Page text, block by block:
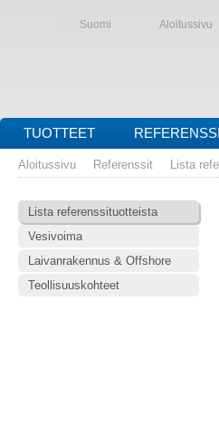
Suomi Aloitussivu
TUOTTEET
Aloitussivu Referenssit Lista
Lista referenssituotteista
Vesivoima
Laivanrakennus & Offshore
Teollisuuskohteet